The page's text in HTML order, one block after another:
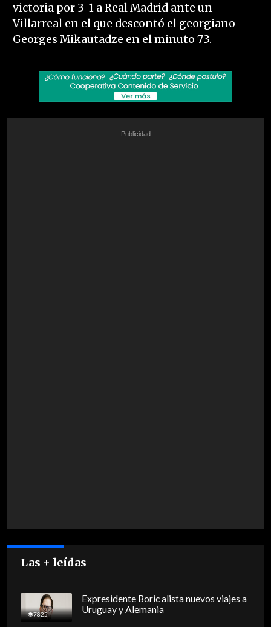
victoria por 3-1 a Real Madrid ante un
Villarreal en el que descontó el georgiano
Georges Mikautadze en el minuto 73.
Las + leídas
7825
Expresidente Boric alista nuevos viajes a
Uruguay y Alemania